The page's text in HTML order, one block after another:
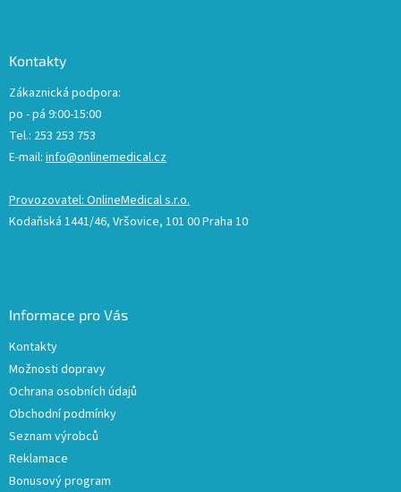
Kontakty
Zákaznická podpora:
po - pá 9:00-15:00
Tel.: 253 253 753
E-mail: info@onlinemedical.cz
Provozovatel: OnlineMedical s.r.o.
Kodaňská 1441/46, Vršovice, 101 00 Praha 10
Informace pro Vás
Kontakty
Možnosti dopravy
Ochrana osobních údajů
Obchodní podmínky
Seznam výrobců
Reklamace
Bonusový program